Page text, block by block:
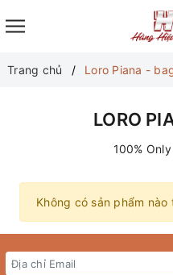
Trang chủ Loro Piana -
LORO
100%
Không có sản phẩm